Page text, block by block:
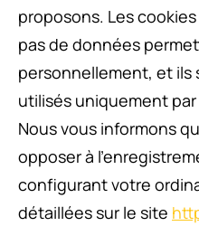
proposons. Les
pas de données
personnellement, et
utilisés uniquement par
Nous vous informons
opposer à
configurant votre
détaillées sur le site